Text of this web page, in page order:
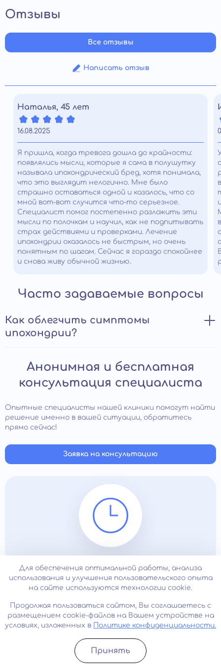
Отзывы
Написать отзыв
Все отзывы
Наталья, 45 лет
16.08.2025
Я пришла, когда тревога дошла до крайности:
появлялись мысли, которые я сама в полушутку
называла ипохондрический бред, хотя понимала,
что это выглядит нелогично. Мне было
страшно оставаться одной и казалось, что со
мной вот-вот случится что-то серьезное.
Специалист помог постепенно разложить эти
мысли по полочкам и научил, как не подпитывать
страх действиями и проверками. Лечение
ипохондрии оказалось не быстрым, но очень
понятным по шагам. Сейчас я гораздо спокойнее
и снова живу обычной жизнью.
Часто задаваемые вопросы
Как облегчить симптомы
ипохондрии?
самостоятельно облегчить свое состояние.
физические нагрузки, хобби, общение с друзьями.
практиками, направленными на повышения контроля
негативных мыслей и эмоций, йога. Рекомендуется
избегать информацию, связанную с заболеваниями,
о своем здоровье мешает полноценной жизни,
необходимо обратиться к врачу.
Анонимная и бесплатная
консультация специалиста
Опытные специалисты нашей клиники помогут найти
решение именно в вашей ситуации, обратитесь
прямо сейчас!
Заявка на консультацию
24/7
Записатьcя
Для обеспечения оптимальной работы, анализа
использования и улучшения пользовательского опыта
на сайте используются технологии cookie.
Продолжая пользоваться сайтом, Вы соглашаетесь с
размещением cookie-файлов на Вашем устройстве на
условиях, изложенных в
Политике конфиденциальности.
Принять